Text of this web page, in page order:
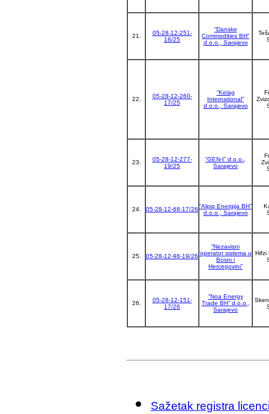
21.
05-28-12-251-
18/25
“Danske
Commodities BH”
d.o.o., Sarajevo
22.
05-28-12-260-
17/25
“Kelag
International”
d.o.o., Sarajevo
23.
05-28-12-277-
19/25
“GEN-I” d.o.o.,
Sarajevo
24. 05-28-12-68-17/26 “Alpiq Energija BH”
d.o.o., Sarajevo
25. 05-28-12-98-19/26
“Nezavisni
operator sistema u
Bosni i
Hercegovini”
Hifzi
26.
05-28-12-151-
17/26
“Noa Energy
Trade BH” d.o.o.,
Sarajevo
Sažetak registra